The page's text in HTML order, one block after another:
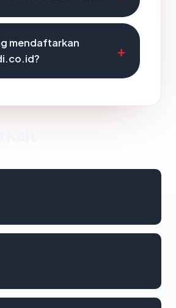
mendaftarkan